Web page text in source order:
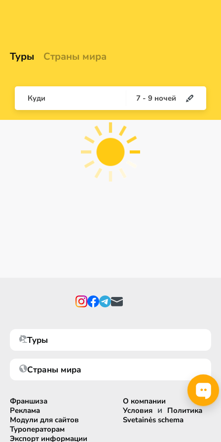
Туры Страны мира
Куди 7 - 9 ночей
Туры
Страны мира
Франшиза
Реклама
Модули для сайтов
Туроператорам
Экспорт информации
О компании
Условия и Политика
Svetainės schema